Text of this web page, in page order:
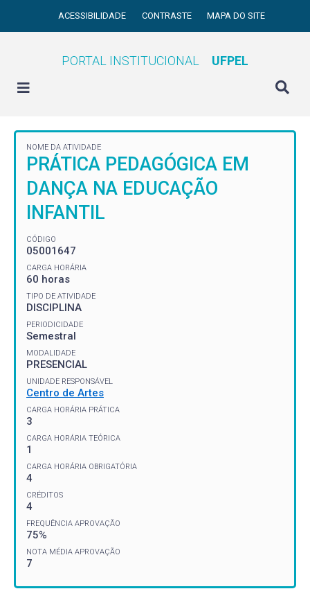
ACESSIBILIDADE CONTRASTE MAPA DO SITE
PORTAL INSTITUCIONAL UFPEL
NOME DA ATIVIDADE
PRÁTICA PEDAGÓGICA EM
DANÇA NA EDUCAÇÃO
INFANTIL
CÓDIGO
05001647
CARGA HORÁRIA
60 horas
TIPO DE ATIVIDADE
DISCIPLINA
PERIODICIDADE
Semestral
MODALIDADE
PRESENCIAL
UNIDADE RESPONSÁVEL
Centro de Artes
CARGA HORÁRIA PRÁTICA
3
CARGA HORÁRIA TEÓRICA
1
CARGA HORÁRIA OBRIGATÓRIA
4
CRÉDITOS
4
FREQUÊNCIA APROVAÇÃO
75%
NOTA MÉDIA APROVAÇÃO
7